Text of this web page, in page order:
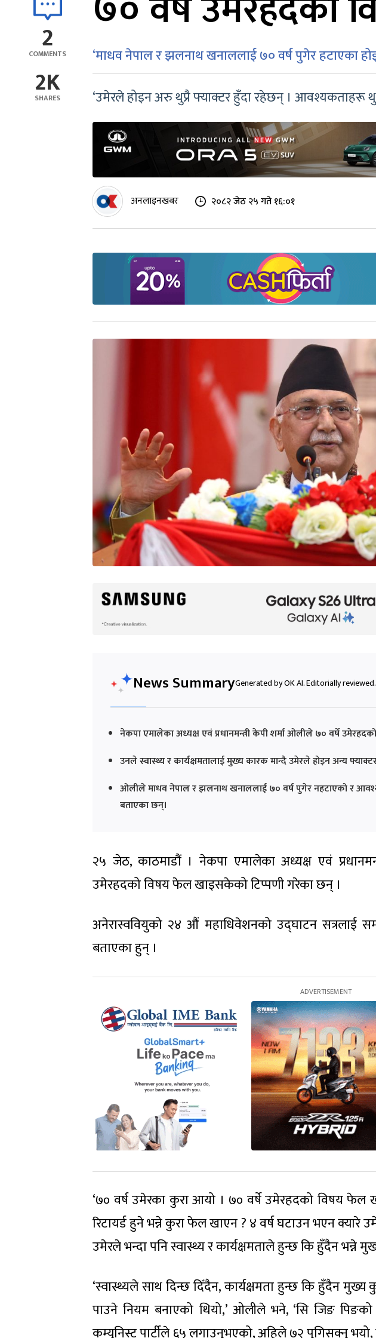
2
COMMENTS
2K
SHARES
‘माधव नेपाल र झलनाथ खनाललाई ७० वर्ष पुगेर हटाएका
‘उमेरले होइन अरु थुप्रै फ्याक्टर हुँदा रहेछन् । आवश्यकताहरू
अनलाइनखबर २०८२ जेठ २५ गते १६:०१
News SummaryGenerated by OK AI. Editorially reviewed.
नेकपा एमालेका अध्यक्ष एवं प्रधानमन्त्री केपी शर्मा ओलीले ७० वर्षे
उनले स्वास्थ्य र कार्यक्षमतालाई मुख्य कारक मान्दै उमेरले होइन अन्य
ओलीले माधव नेपाल र झलनाथ खनाललाई ७० वर्ष पुगेर नहटाएको र
बताएका छन्।
२५ जेठ, काठमाडौं । नेकपा एमालेका अध्यक्ष एवं
उमेरहदको विषय फेल खाइसकेको टिप्पणी गरेका छन् ।
अनेरास्ववियुको २४ औं महाधिवेशनको उद्घाटन सत्रलाई
बताएका हुन् ।
‘७० वर्ष उमेरका कुरा आयो । ७० वर्षे उमेरहदको विषय
रिटायर्ड हुने भन्ने कुरा फेल खाएन ? ४ वर्ष घटाउन भएन क्यारे
उमेरले भन्दा पनि स्वास्थ्य र कार्यक्षमताले हुन्छ कि हुँदैन भन्ने
‘स्वास्थ्यले साथ दिन्छ दिँदैन, कार्यक्षमता हुन्छ कि हुँदैन मुख्य
पाउने नियम बनाएको थियो,’ ओलीले भने, ‘सि जिङ